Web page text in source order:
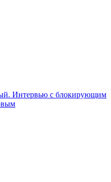
Интервью с блокирующим